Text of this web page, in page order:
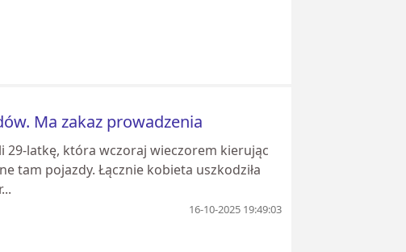
Ma zakaz prowadzenia
29-latkę, która wczoraj wieczorem kierując
tam pojazdy. Łącznie kobieta uszkodziła
16-10-2025 19:49:03